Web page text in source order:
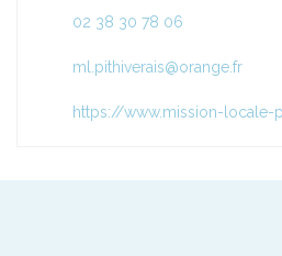
02 38 30 78 06
ml.pithiverais@orange.fr
https://www.mission-locale-